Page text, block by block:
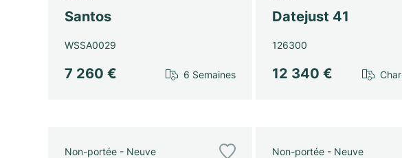
Santos
WSSA0029
7 260 € 6 Semaines
Datejust 41
126300
12 340 €
Non-portée - Neuve Non-portée - Neuve